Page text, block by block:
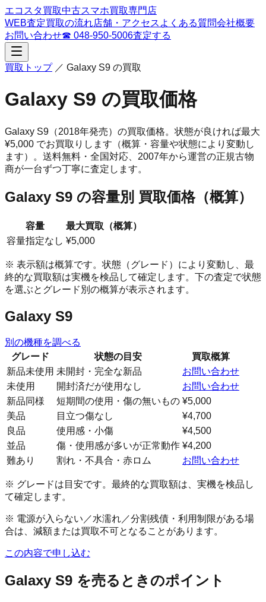
エコスタ買取中古スマホ買取専門店
WEB査定買取の流れ店舗・アクセス よくある質問会社概要
お問い合わせ☎ 048-950-5006査定する
買取トップ／ Galaxy S9 の買取
Galaxy S9 の買取価格
Galaxy S9 （2018年発売） の買取価格。 状態が良ければ最大
¥5,000 でお買取りします（概算・容量や状態により変動し
ます）。 送料無料・全国対応、 2007年から運営の正規古物
商が一台ずつ丁寧に査定します。
Galaxy S9 の容量別 買取価格（概算）
容量
最大買取（概算）
容量指定なし ¥5,000
※ 表示額は概算です。状態（グレード）により変動し、最
終的な買取額は実機を検品して確定します。下の査定で状態
を選ぶとグレード別の概算が表示されます。
Galaxy S9
別の機種を調べる
グレード
状態の目安
買取概算
新品未使用 未開封・完全な新品
お問い合わせ
未使用
開封済だが使用なし
お問い合わせ
新品同様
短期間の使用・傷の無いもの ¥5,000
美品
目立つ傷なし
¥4,700
良品
使用感・小傷
¥4,500
並品
傷・使用感が多いが正常動作 ¥4,200
難あり
割れ・不具合・赤ロム お問い合わせ
※ グレードは目安です。最終的な買取額は、実機を検品し
て確定します。
※ 電源が入らない／水濡れ／分割残債・利用制限がある場
合は、減額または買取不可となることがあります。
この内容で申し込む
Galaxy S9 を売るときのポイント